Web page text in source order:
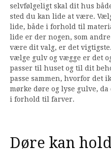
selvfølgeligt skal dit hus
sted du kan lide at være.
lide, både i forhold til
lide er der nogen, som
være dit valg, er det
vælge gulv og vægge er det
passer til huset og til dit
passe sammen, hvorfor det
mørke døre og lyse gulve,
i forhold til farver.
Døre kan